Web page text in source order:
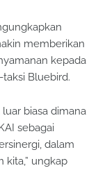
memberikan
kepada
Bluebird.
biasa dimana
sebagai
dalam
kita,” ungkap